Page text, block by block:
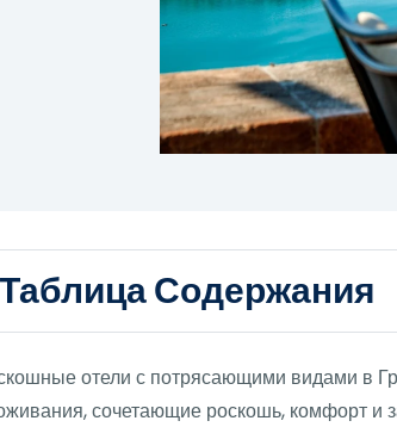
Таблица Содержания
отели с потрясающими видами в
сочетающие роскошь, комфорт